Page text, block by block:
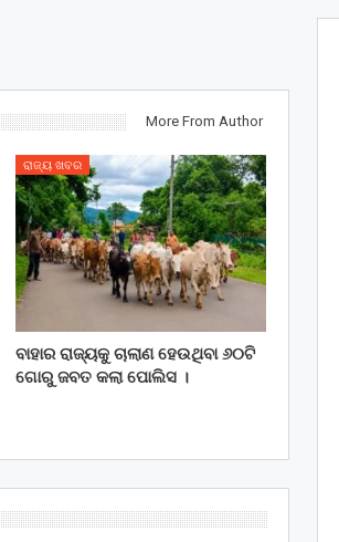
More From Author
ରାଜ୍ୟ ଖବର
ବାହାର ରାଜ୍ୟକୁ ଚାଲାଣ ହେଉଥିବା ୬୦ଟି
ଗୋରୁ ଜବତ କଲା ପୋଲିସ ।